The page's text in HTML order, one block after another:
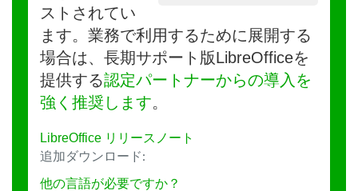
ストされてい
ます。業務で利用するために展開する
場合は、長期サポート版LibreOfficeを
提供する認定パートナーからの導入を
強く推奨します。
LibreOffice リリースノート
追加ダウンロード:
他の言語が必要ですか？